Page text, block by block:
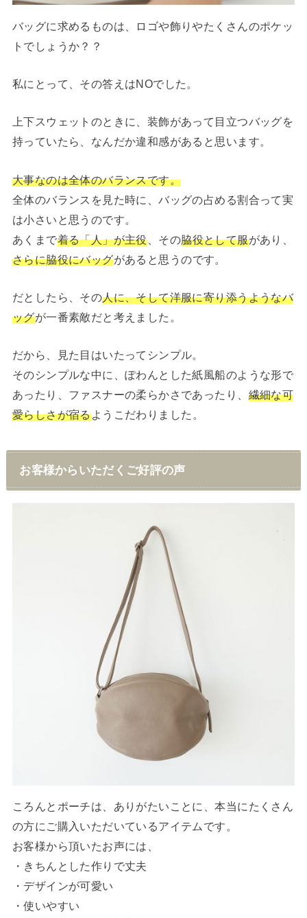
バッグに求めるものは、ロゴや飾りやたくさんのポケッ
トでしょうか？？
私にとって、その答えはNOでした。
上下スウェットのときに、装飾があって目立つバッグを
持っていたら、なんだか違和感があると思います。
大事なのは全体のバランスです。
全体のバランスを見た時に、バッグの占める割合って実
は小さいと思うのです。
あくまで着る「人」が主役、その脇役として服があり、
さらに脇役にバッグがあると思うのです。
だとしたら、その人に、そして洋服に寄り添うようなバ
ッグが一番素敵だと考えました。
だから、見た目はいたってシンプル。
そのシンプルな中に、ぽわんとした紙風船のような形で
あったり、ファスナーの柔らかさであったり、 繊細な可
愛らしさが宿るようこだわりました。
お客様からいただくご好評の声
ころんとポーチは、ありがたいことに、本当にたくさん
の方にご購入いただいているアイテムです。
お客様から頂いたお声には、
・きちんとした作りで丈夫
・デザインが可愛い
・使いやすい